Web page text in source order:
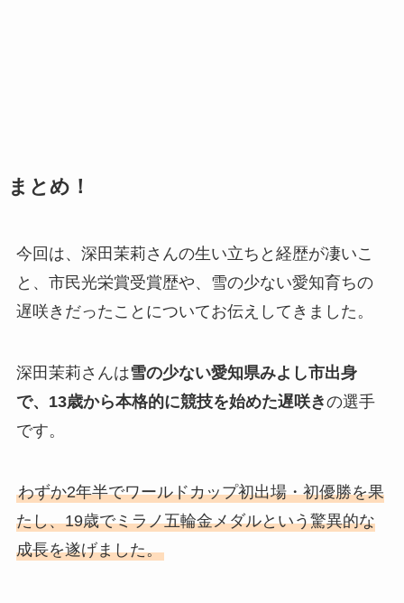
まとめ！
今回は、深田茉莉さんの生い立ちと経歴が凄いこ
と、市民光栄賞受賞歴や、雪の少ない愛知育ちの
遅咲きだったことについてお伝えしてきました。
深田茉莉さんは雪の少ない愛知県みよし市出身
で、13歳から本格的に競技を始めた遅咲きの選手
です。
わずか2年半でワールドカップ初出場・初優勝を果
たし、19歳でミラノ五輪金メダルという驚異的な
成長を遂げました。